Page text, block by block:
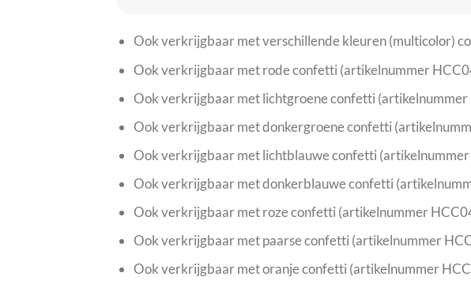
Ook verkrijgbaar met verschillende kleuren (multicolor)
Ook verkrijgbaar met rode confetti (artikelnummer
Ook verkrijgbaar met lichtgroene confetti (artikelnummer
Ook verkrijgbaar met donkergroene confetti
Ook verkrijgbaar met lichtblauwe confetti
Ook verkrijgbaar met donkerblauwe confetti
Ook verkrijgbaar met roze confetti (artikelnummer
Ook verkrijgbaar met paarse confetti (artikelnummer
Ook verkrijgbaar met oranje confetti (artikelnummer